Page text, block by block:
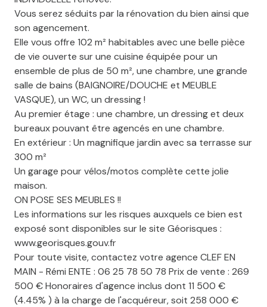
Vous serez séduits par la rénovation du bien ainsi que
son agencement.
Elle vous offre 102 m² habitables avec une belle pièce
de vie ouverte sur une cuisine équipée pour un
ensemble de plus de 50 m², une chambre, une grande
salle de bains (BAIGNOIRE/DOUCHE et MEUBLE
VASQUE), un WC, un dressing !
Au premier étage : une chambre, un dressing et deux
bureaux pouvant être agencés en une chambre.
En extérieur : Un magnifique jardin avec sa terrasse sur
300 m²
Un garage pour vélos/motos complète cette jolie
maison.
ON POSE SES MEUBLES !!
Les informations sur les risques auxquels ce bien est
exposé sont disponibles sur le site Géorisques :
www.georisques.gouv.fr
Pour toute visite, contactez votre agence CLEF EN
MAIN - Rémi ENTE : 06 25 78 50 78 Prix de vente : 269
500 € Honoraires d'agence inclus dont 11 500 €
(4.45% ) à la charge de l'acquéreur, soit 258 000 €